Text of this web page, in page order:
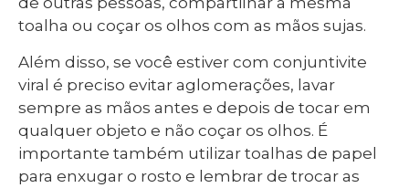
toalha ou coçar os olhos com as mãos sujas.
Além disso, se você estiver com conjuntivite
viral é preciso evitar aglomerações, lavar
sempre as mãos antes e depois de tocar em
qualquer objeto e não coçar os olhos. É
importante também utilizar toalhas de papel
para enxugar o rosto e lembrar de trocar as